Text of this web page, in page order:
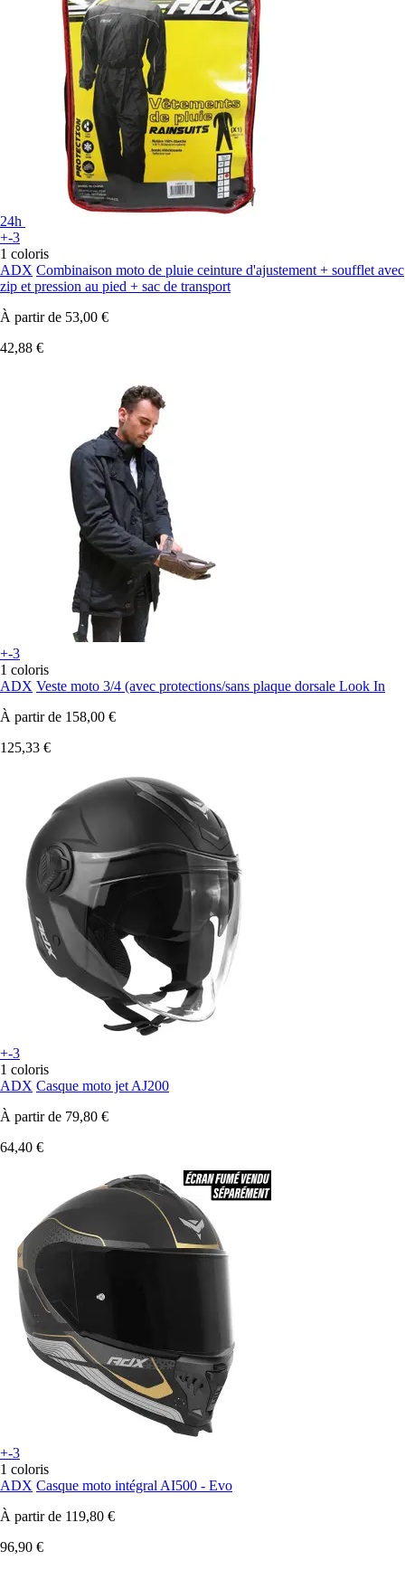
24h
+-3
1 coloris
ADX Combinaison moto de pluie ceinture d'ajustement + soufflet avec
zip et pression au pied + sac de transport
À partir de 53,00 €
42,88 €
+-3
1 coloris
ADX Veste moto 3/4 (avec protections/sans plaque dorsale Look In
À partir de 158,00 €
125,33 €
+-3
1 coloris
ADX Casque moto jet AJ200
À partir de 79,80 €
64,40 €
+-3
1 coloris
ADX Casque moto intégral AI500 - Evo
À partir de 119,80 €
96,90 €